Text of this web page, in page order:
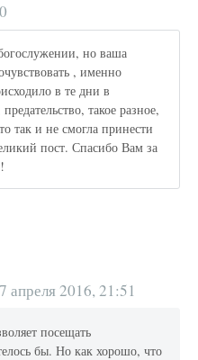
но ваша
, именно
в те дни в
такое разное,
так и не смогла принести
пост. Спасибо Вам за
апреля 2016, 21:51
посещать
бы. Но как хорошо, что